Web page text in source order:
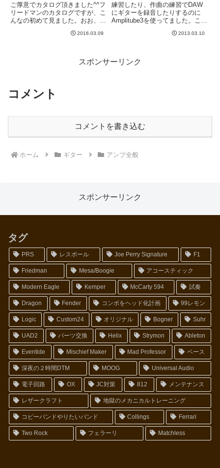
ご厚意でカタログ頂きました^^フ
リードマンのカタログですが、こ
んなの初めて見ました。おお、新
ね。やはり、このアンプルックス
2016.03.09
練習したり、作曲の練習でDAW
にギターを録音したりするのに
Amplitube3を使ってました。こ
もタイミングがずれる。いわゆる
が、「低レイテンシーモ...
2013.03.10
スポンサーリンク
コメント
コメントを書き込む
ホーム ギター アンプ全般
スポンサーリンク
タグ
PRS レスポール Joe Perry Signature F1
Friedman Mesa/Boogie アコースティック
Modern Eagle Kemper McCarty 594 試奏
Dragon Fender コンボをヘッド化計画 99レモン
Logic Custom24 オリジナル Bogner Suhr
UAD2 パーツ交換 Helix Strymon Ableton
Eventide Mischief Maker Mad Professor ベース
深夜の２時間DTM MOOG Universal Audio
電子回路 OX JC対策 812 メンテナンス
レザークラフト 地獄のメカニカルトレーニング
コピーバンドやりたいバンド Collings Ferrari
Two Rock フェラーリ Matchless